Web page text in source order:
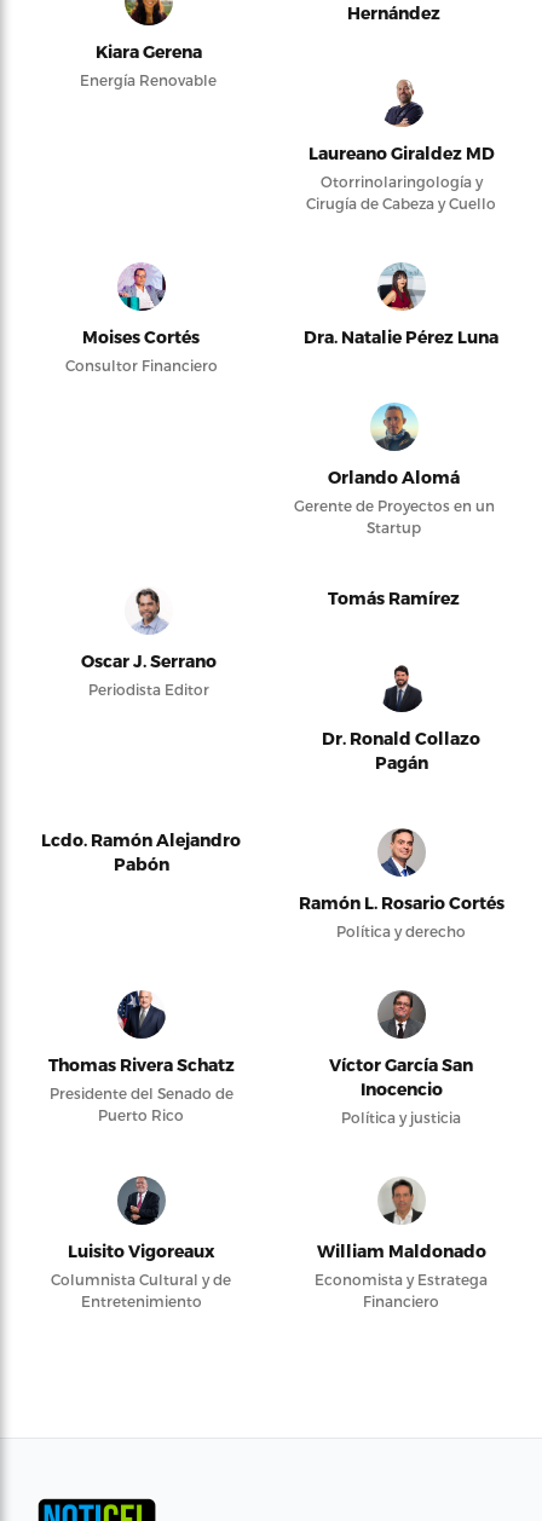
Kiara Gerena
Energía Renovable
Hernández
Laureano Giraldez MD
Otorrinolaringología y
Cirugía de Cabeza y Cuello
Moises Cortés
Consultor Financiero
Dra. Natalie Pérez Luna
Orlando Alomá
Gerente de Proyectos en un
Startup
Oscar J. Serrano
Periodista Editor
Tomás Ramírez
Dr. Ronald Collazo
Pagán
Lcdo. Ramón Alejandro
Pabón
Ramón L. Rosario Cortés
Política y derecho
Thomas Rivera Schatz
Presidente del Senado de
Puerto Rico
Víctor García San
Inocencio
Política y justicia
Luisito Vigoreaux
Columnista Cultural y de
Entretenimiento
William Maldonado
Economista y Estratega
Financiero